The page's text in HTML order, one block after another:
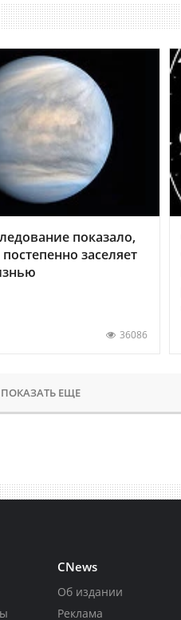
показало,
заселяет
36086
ПОКАЗАТЬ ЕЩЕ
CNews
Об издании
Реклама